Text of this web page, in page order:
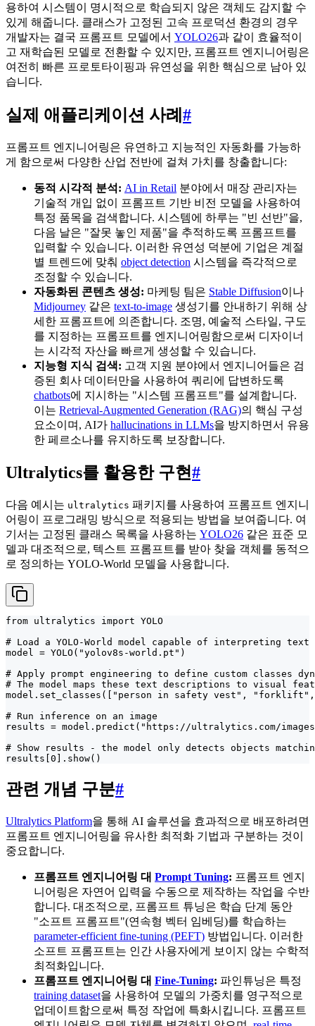
용하여 시스템이 명시적으로 학습되지 않은 객체도 감지할 수
있게 해줍니다. 클래스가 고정된 고속 프로덕션 환경의 경우
개발자는 결국 프롬프트 모델에서 YOLO26과 같이 효율적이
고 재학습된 모델로 전환할 수 있지만, 프롬프트 엔지니어링은
여전히 빠른 프로토타이핑과 유연성을 위한 핵심으로 남아 있
습니다.
실제 애플리케이션 사례 #
프롬프트 엔지니어링은 유연하고 지능적인 자동화를 가능하
게 함으로써 다양한 산업 전반에 걸쳐 가치를 창출합니다:
동적 시각적 분석: AI in Retail 분야에서 매장 관리자는
기술적 개입 없이 프롬프트 기반 비전 모델을 사용하여
특정 품목을 검색합니다. 시스템에 하루는 "빈 선반"을,
다음 날은 "잘못 놓인 제품"을 추적하도록 프롬프트를
입력할 수 있습니다. 이러한 유연성 덕분에 기업은 계절
별 트렌드에 맞춰 object detection 시스템을 즉각적으로
조정할 수 있습니다.
자동화된 콘텐츠 생성: 마케팅 팀은 Stable Diffusion이나
Midjourney 같은 text-to-image 생성기를 안내하기 위해 상
세한 프롬프트에 의존합니다. 조명, 예술적 스타일, 구도
를 지정하는 프롬프트를 엔지니어링함으로써 디자이너
는 시각적 자산을 빠르게 생성할 수 있습니다.
지능형 지식 검색: 고객 지원 분야에서 엔지니어들은 검
증된 회사 데이터만을 사용하여 쿼리에 답변하도록
chatbots에 지시하는 "시스템 프롬프트"를 설계합니다.
이는 Retrieval-Augmented Generation (RAG)의 핵심 구성
요소이며, AI가 hallucinations in LLMs을 방지하면서 유용
한 페르소나를 유지하도록 보장합니다.
Ultralytics를 활용한 구현#
다음 예시는 ultralytics 패키지를 사용하여 프롬프트 엔지니
어링이 프로그래밍 방식으로 적용되는 방법을 보여줍니다. 여
기서는 고정된 클래스 목록을 사용하는 YOLO26 같은 표준 모
델과 대조적으로, 텍스트 프롬프트를 받아 찾을 객체를 동적으
로 정의하는 YOLO-World 모델을 사용합니다.
from ultralytics import YOLO
# Load a YOLO-World model capable of interpreting text
model = YOLO("yolov8s-world.pt")
# Apply prompt engineering to define custom classes
# The model maps these text descriptions to visual
model.set_classes(["person in safety vest",
# Run inference on an image
results = model.predict("https://ultralytics.com/
# Show results - the model only detects objects
results[0].show()
관련 개념 구분#
Ultralytics Platform을 통해 AI 솔루션을 효과적으로 배포하려면
프롬프트 엔지니어링을 유사한 최적화 기법과 구분하는 것이
중요합니다.
프롬프트 엔지니어링 대 Prompt Tuning: 프롬프트 엔지
니어링은 자연어 입력을 수동으로 제작하는 작업을 수반
합니다. 대조적으로, 프롬프트 튜닝은 학습 단계 동안
"소프트 프롬프트"(연속형 벡터 임베딩)를 학습하는
parameter-efficient fine-tuning (PEFT) 방법입니다. 이러한
소프트 프롬프트는 인간 사용자에게 보이지 않는 수학적
최적화입니다.
프롬프트 엔지니어링 대 Fine-Tuning: 파인튜닝은 특정
training dataset을 사용하여 모델의 가중치를 영구적으로
업데이트함으로써 특정 작업에 특화시킵니다. 프롬프트